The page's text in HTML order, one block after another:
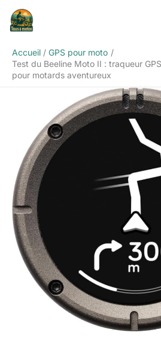
Accueil
GPS pour moto
Test du Beeline Moto II : traqueur
pour motards aventureux
Rechercher